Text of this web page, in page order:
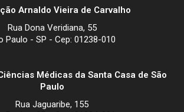
Arnaldo Vieira de Carvalho
Rua Dona Veridiana, 55
Paulo - SP - Cep: 01238-010
Médicas da Santa Casa de São
Paulo
Rua Jaguaribe, 155